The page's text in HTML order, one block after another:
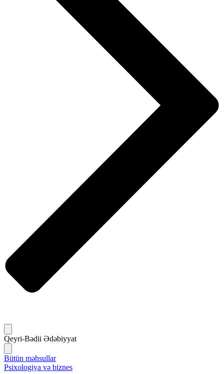
Qeyri-Bədii Ədəbiyyat
Bütün məhsullar
Psixologiya və biznes